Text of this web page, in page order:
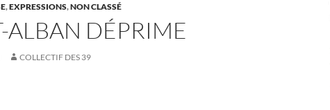
,EXPRESSIONS,NON CLASSÉ
ALBAN DÉPRIME
COLLECTIF DES 39